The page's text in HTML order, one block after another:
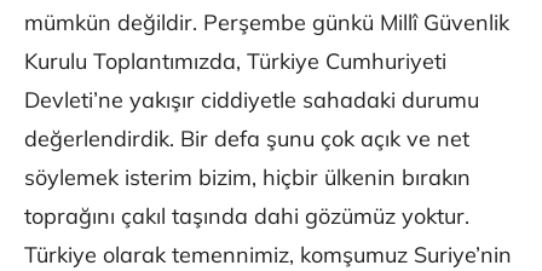
mümkün değildir. Perşembe günkü Millî Güvenlik
Kurulu Toplantımızda, Türkiye Cumhuriyeti
Devleti’ne yakışır ciddiyetle sahadaki durumu
değerlendirdik. Bir defa şunu çok açık ve net
söylemek isterim bizim, hiçbir ülkenin bırakın
toprağını çakıl taşında dahi gözümüz yoktur.
Türkiye olarak temennimiz, komşumuz Suriye’nin